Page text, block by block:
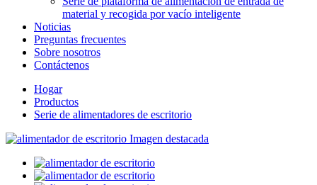
material y recogida por vacío inteligente
Noticias
Preguntas frecuentes
Sobre nosotros
Contáctenos
Hogar
Productos
Serie de alimentadores de escritorio